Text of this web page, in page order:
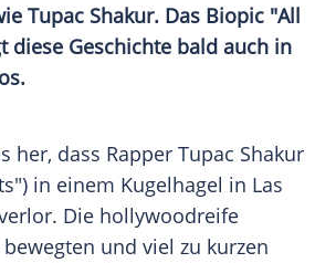
Tupac Shakur. Das Biopic "All
diese Geschichte bald auch in
her, dass Rapper Tupac Shakur
in einem Kugelhagel in Las
Die hollywoodreife
und viel zu kurzen